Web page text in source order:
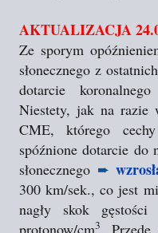
AKTUALIZACJA
Ze sporym
słonecznego z
dotarcie
Niestety, jak na razie
CME, którego
spóźnione dotarcie do
słonecznego ➨
300 km/sek., co jest
nagły skok
protonow/cm3.